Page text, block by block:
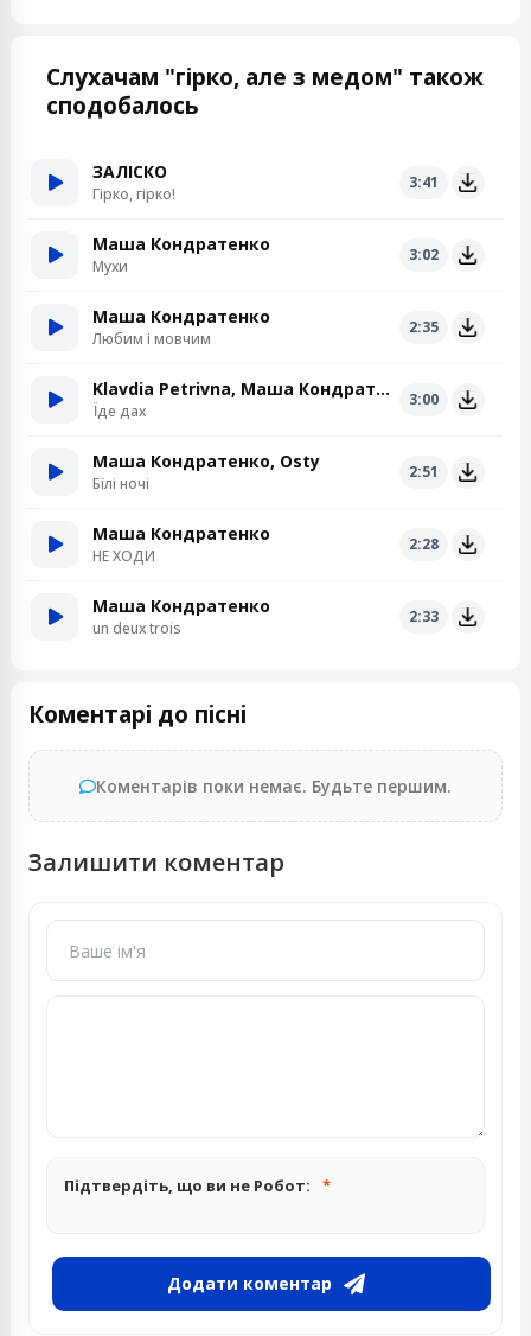
Слухачам "гірко, але з медом" також
сподобалось
ЗАЛІСКО
Гірко, гірко!
3:41
Маша Кондратенко
Мухи
3:02
Маша Кондратенко
Любим і мовчим
2:35
Klavdia Petrivna, Маша Кондратенко
Їде дах
3:00
Маша Кондратенко, Osty
Білі ночі
2:51
Маша Кондратенко
НЕ ХОДИ
2:28
Маша Кондратенко
un deux trois
2:33
Коментарі до пісні
Коментарів поки немає. Будьте першим.
Залишити коментар
Підтвердіть, що ви не Робот:
Додати коментар